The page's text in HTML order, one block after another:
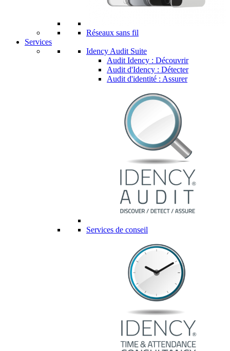
Réseaux sans fil
Services
Idency Audit Suite
Audit Idency : Découvrir
Audit d'Idency : Détecter
Audit d'identité : Assurer
Services de conseil